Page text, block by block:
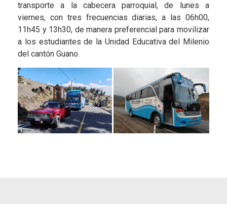
transporte a la cabecera parroquial, de lunes a
viernes, con tres frecuencias diarias, a las 06h00,
11h45 y 13h30, de manera preferencial para movilizar
a los estudiantes de la Unidad Educativa del Milenio
del cantón Guano.